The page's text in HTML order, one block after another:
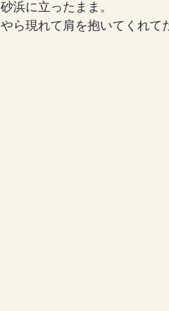
浜に立ったまま。
ら現れて肩を抱いてくれて